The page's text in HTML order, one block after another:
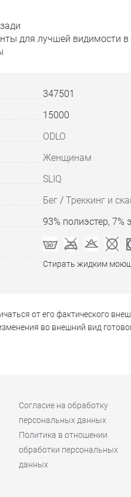
для лучшей видимости в
347501
15000
ODLO
Женщинам
SLIQ
Бег / Треккинг и
93% полиэстер, 7%
Стирать жидким
от его фактического
во внешний вид
Согласие на обработку
персональных данных
Политика в отношении
обработки персональных
данных